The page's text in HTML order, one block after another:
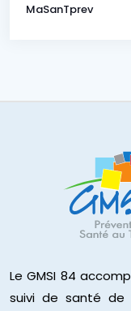
MaSanTprev
Le GMSI 84
suivi de santé de